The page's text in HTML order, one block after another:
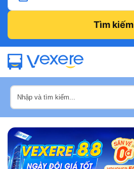
Tìm kiếm